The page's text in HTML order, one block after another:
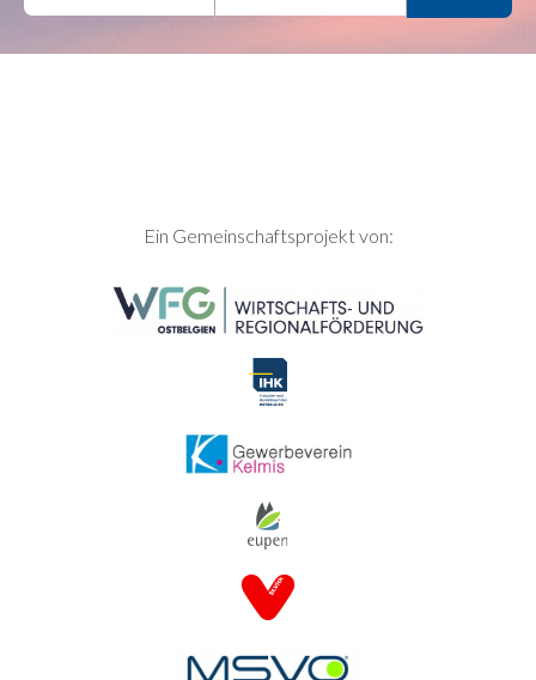
SEITENFUSSEin Gemeinschaftsprojekt von: